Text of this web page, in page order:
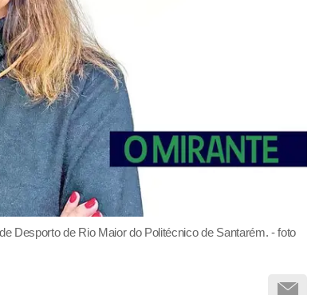
Desporto de Rio Maior do Politécnico de Santarém. - foto